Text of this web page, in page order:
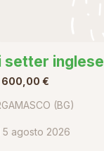
setter inglese
€
(BG)
5 agosto 2026